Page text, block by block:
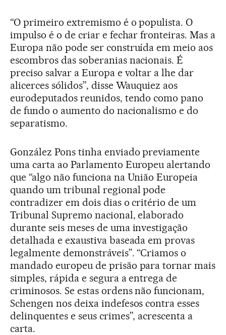
“O primeiro extremismo é o populista. O
impulso é o de criar e fechar fronteiras. Mas a
Europa não pode ser construída em meio aos
escombros das soberanias nacionais. É
preciso salvar a Europa e voltar a lhe dar
alicerces sólidos”, disse Wauquiez aos
eurodeputados reunidos, tendo como pano
de fundo o aumento do nacionalismo e do
separatismo.
González Pons tinha enviado previamente
uma carta ao Parlamento Europeu alertando
que “algo não funciona na União Europeia
quando um tribunal regional pode
contradizer em dois dias o critério de um
Tribunal Supremo nacional, elaborado
durante seis meses de uma investigação
detalhada e exaustiva baseada em provas
legalmente demonstráveis”. “Criamos o
mandado europeu de prisão para tornar mais
simples, rápida e segura a entrega de
criminosos. Se estas ordens não funcionam,
Schengen nos deixa indefesos contra esses
delinquentes e seus crimes”, acrescenta a
carta.